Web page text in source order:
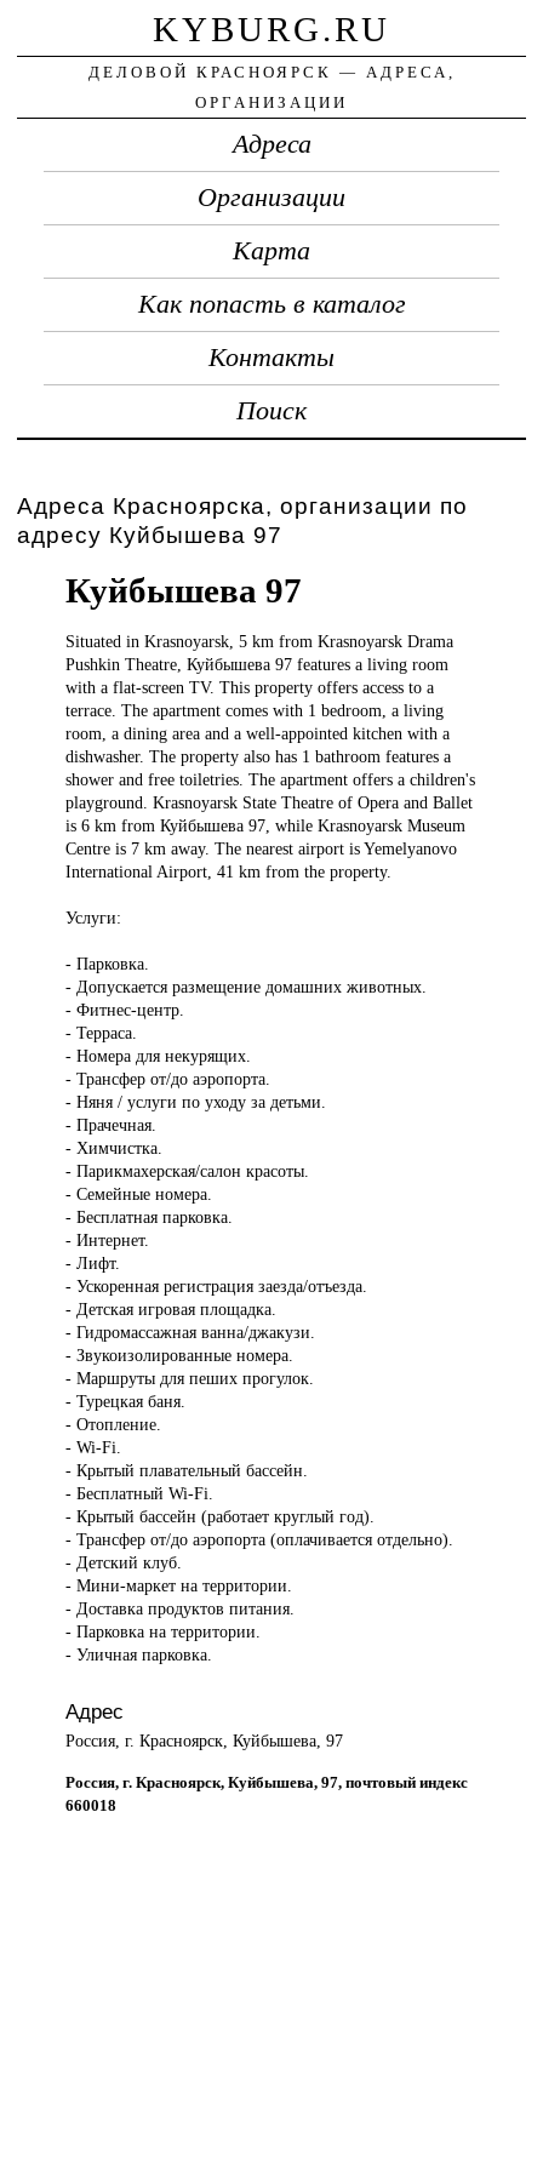
KYBURG.RU
ДЕЛОВОЙ КРАСНОЯРСК — АДРЕСА,
ОРГАНИЗАЦИИ
Адреса
Организации
Карта
Как попасть в каталог
Контакты
Поиск
Адреса Красноярска, организации по
адресу Куйбышева 97
Куйбышева 97
Situated inKrasnoyarsk, 5 km from Krasnoyarsk Drama
Pushkin Theatre, Куйбышева 97 features a living room
with a flat-screen TV. This property offers access to a
terrace. The apartment comes with 1 bedroom, a living
room, a dining area and a well-appointed kitchen with a
dishwasher. The property also has 1 bathroom features a
shower and free toiletries. The apartment offers a children's
playground. Krasnoyarsk State Theatre of Opera and Ballet
is 6 km from Куйбышева 97, while Krasnoyarsk Museum
Centre is 7 km away. The nearest airport is Yemelyanovo
International Airport, 41 km from the property.
Услуги:
- Парковка.
- Допускается размещение домашних животных.
- Фитнес-центр.
- Терраса.
- Номера для некурящих.
- Трансфер от/до аэропорта.
- Няня / услуги по уходу за детьми.
- Прачечная.
- Химчистка.
- Парикмахерская/салон красоты.
- Семейные номера.
- Бесплатная парковка.
- Интернет.
- Лифт.
- Ускоренная регистрация заезда/отъезда.
- Детская игровая площадка.
- Гидромассажная ванна/джакузи.
- Звукоизолированные номера.
- Маршруты для пеших прогулок.
- Турецкая баня.
- Отопление.
- Wi-Fi.
- Крытый плавательный бассейн.
- Бесплатный Wi-Fi.
- Крытый бассейн (работает круглый год).
- Трансфер от/до аэропорта (оплачивается отдельно).
- Детский клуб.
- Мини-маркет на территории.
- Доставка продуктов питания.
- Парковка на территории.
- Уличная парковка.
Адрес
Россия, г. Красноярск, Куйбышева, 97
Россия, г. Красноярск, Куйбышева, 97, почтовый индекс
660018